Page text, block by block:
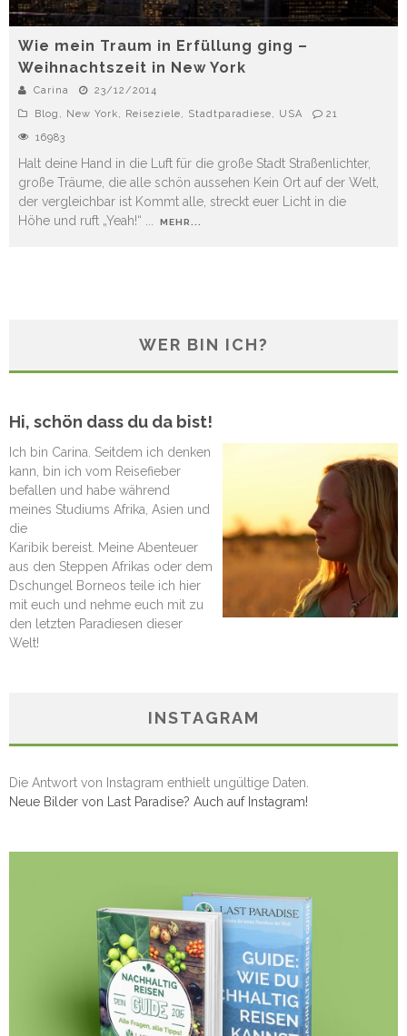
Wie mein Traum in Erfüllung ging –
Weihnachtszeit in New York
Carina
23/12/2014
Blog , New York, Reiseziele, Stadtparadiese, USA
21
16983
Halt deine Hand in die Luft für die große Stadt Straßenlichter,
große Träume, die alle schön aussehen Kein Ort auf der Welt,
der vergleichbar ist Kommt alle, streckt euer Licht in die
Höhe und ruft „Yeah!“
MEHR...
WER BIN ICH?
Hi, schön dass du da bist!
Ich bin Carina. Seitdem ich denken
kann, bin ich vom Reisefieber
befallen und habe während
meines Studiums Afrika, Asien und
die
Karibik bereist. Meine Abenteuer
aus den Steppen Afrikas oder dem
Dschungel Borneos teile ich hier
mit euch und nehme euch mit zu
den letzten Paradiesen dieser
Welt!
INSTAGRAM
Die Antwort von Instagram enthielt ungültige Daten.
Neue Bilder von Last Paradise? Auch auf Instagram!